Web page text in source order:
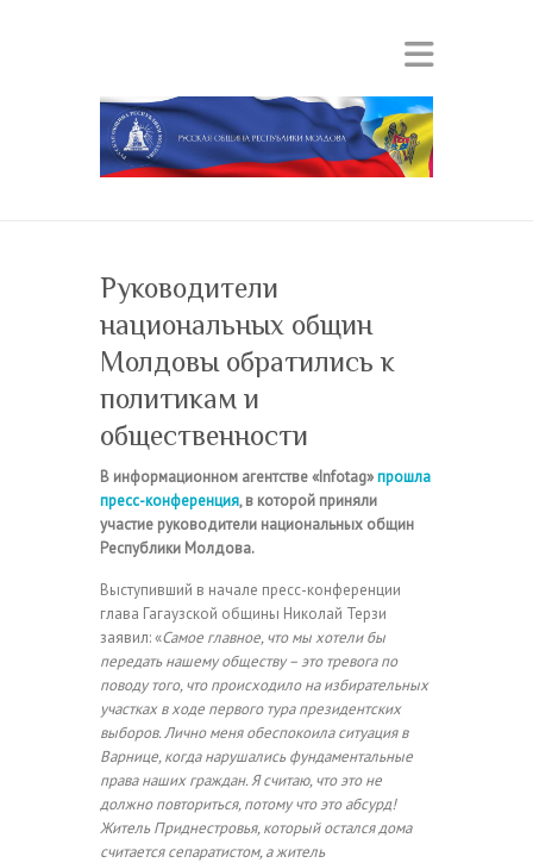
Руководители
национальных общин
Молдовы обратились к
политикам и
общественности
В информационном агентстве «Infotag»прошла
пресс-конференция, в которой приняли
участие руководители национальных общин
Республики Молдова.
Выступивший в начале пресс-конференции
глава Гагаузской общины Николай Терзи
заявил: «Самое главное, что мы хотели бы
передать нашему обществу – это тревога по
поводу того, что происходило на избирательных
участках в ходе первого тура президентских
выборов. Лично меня обеспокоила ситуация в
Варнице, когда нарушались фундаментальные
права наших граждан. Я считаю, что это не
должно повториться, потому что это абсурд!
Житель Приднестровья, который остался дома
считается сепаратистом, а житель